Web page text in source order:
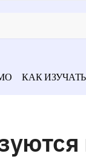
КАК ИЗУЧАТЬ